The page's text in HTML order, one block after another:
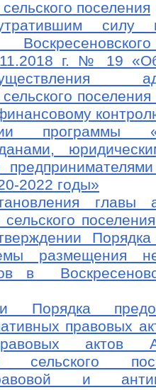
поселения
силу
г. № 19
сельского
программы
2022 годы»
главы
сельского
Порядка
размещения
в
Порядка
правовых
актов
сельского
и